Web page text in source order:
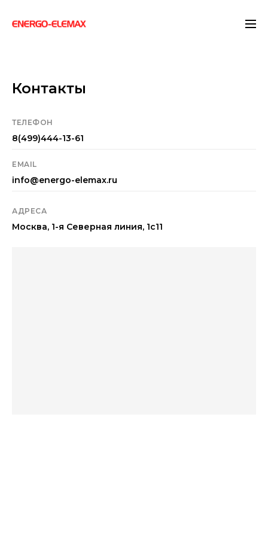
Контакты
ТЕЛЕФОН
8(499)444-13-61
EMAIL
info@energo-elemax.ru
АДРЕСА
Москва, 1-я Северная линия, 1с11